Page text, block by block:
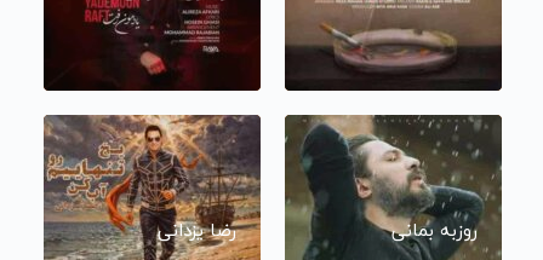
روزبه بمانی رضا یزدانی